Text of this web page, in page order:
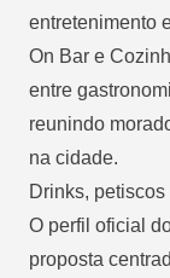
entretenimento
On Bar e
entre
reunindo
na cidade.
Drinks,
O perfil oficial
proposta